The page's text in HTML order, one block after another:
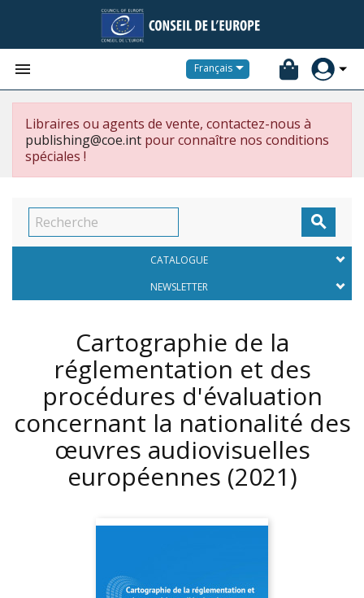
 Français
Libraires ou agents de vente, contactez-nous à
publishing@coe.int pour connaître nos conditions
spéciales !

CATALOGUE
NEWSLETTER
Cartographie de la
réglementation et des
procédures d'évaluation
concernant la nationalité des
œuvres audiovisuelles
européennes (2021)